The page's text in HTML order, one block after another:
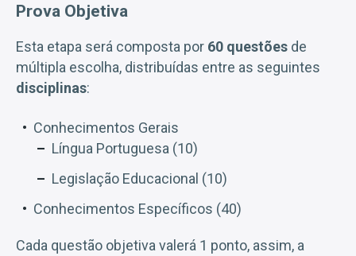
Prova Objetiva
Esta etapa será composta por 60 questões de
múltipla escolha, distribuídas entre as seguintes
disciplinas:
Conhecimentos Gerais
Língua Portuguesa (10)
Legislação Educacional (10)
Conhecimentos Específicos (40)
Cada questão objetiva valerá 1 ponto, assim, a